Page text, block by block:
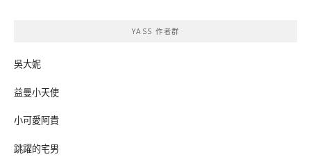
YASS 作者群
吳大妮
益曼小天使
小可愛阿貴
跳躍的宅男